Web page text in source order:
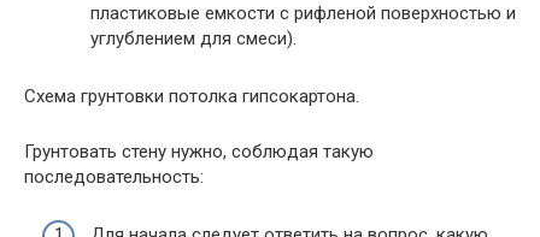
пластиковые емкости с рифленой поверхностью и
углублением для смеси).
Схема грунтовки потолка гипсокартона.
Грунтовать стену нужно, соблюдая такую
последовательность: